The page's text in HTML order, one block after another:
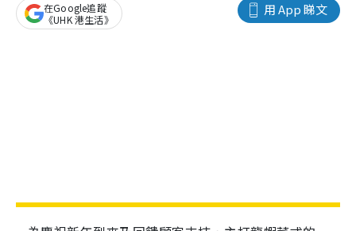
用 App 睇文
在Google追蹤
《UHK 港生活》